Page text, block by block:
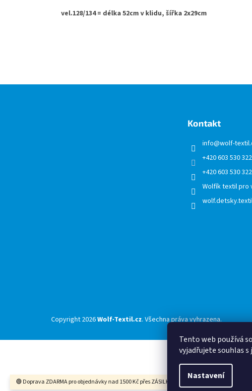
Tento web používá
vyjadřujete souhlas
Nastavení
🟢 Doprava ZDARMA pro objednávky nad 1500 Kč přes ZÁSILKOVNU 🟢
vel.128/134 = délka 52cm v klidu, šířka 2x29cm
Kontakt
info@wolf-
+420 603 530 322
+420 603 530 322
Wolfík textil pro
Copyright 2026Wolf-Textil.cz. Všechna práva vyhrazena.